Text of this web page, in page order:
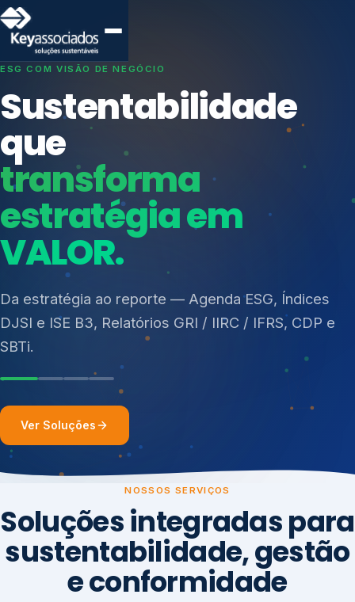
SISTEMAS DE GESTÃO OTIMIZADOS E INTEGRADOS
Conformidade que
protege seu
negócio.
Consultoria, auditoria e treinamentos em ISO 27001,
ISO 27701, ISO 42001, ISO 37001, ISO 9001, ISO
14001, ISO 45001, ONA e PNQ — Gestão de
resíduos sólidos (PGRS/PMGRS).
Índices de Mercado
Mudanças Climáticas
Reputação e Cadeia
Reporte Regulatório
Ver Soluções
NOSSOS SERVIÇOS
Soluções integradas para
sustentabilidade, gestão
e conformidade